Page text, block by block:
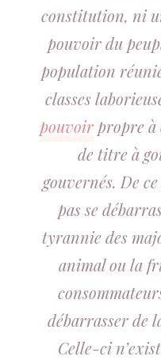
constitution, ni
pouvoir du
population
classes
pouvoirpropre à
de titre à
gouvernés. De
pas se
tyrannie des
animal ou la
débarrasser de
Celle-ci